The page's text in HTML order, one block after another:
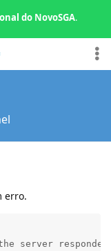
do NovoSGA.
erro.
server